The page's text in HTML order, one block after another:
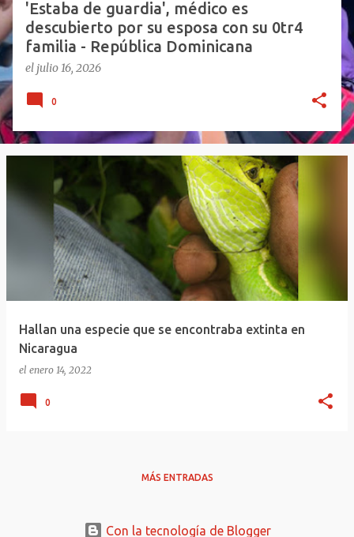
'Estaba de guardia', médico es
descubierto por su esposa con su 0tr4
familia - República Dominicana
el julio 16, 2026
0
Hallan una especie que se encontraba extinta en
Nicaragua
el enero 14, 2022
0
MÁS ENTRADAS
Con la tecnología de Blogger